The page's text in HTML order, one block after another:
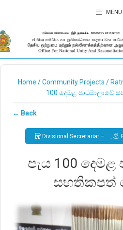
MENU
Home /Community Projects /
100 දෙමළ පාඨමාලාවෙ
← Back
Divisional Secretariat –… ,
පැය 100 දෙමළ
සහතික පත්